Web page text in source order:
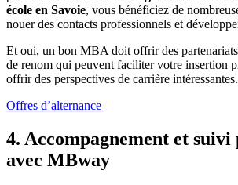
école en Savoie, vous bénéficiez de
nouer des contacts professionnels et
Et oui, un bon MBA doit offrir des partenariats
de renom qui peuvent faciliter votre insertion
offrir des perspectives de carrière intéressantes.
Offres d’alternance
4. Accompagnement et suivi
avec MBway